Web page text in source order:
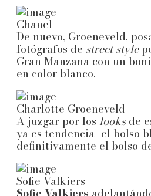
Chanel
De nuevo, Groeneveld,
fotógrafos de street style
Gran Manzana con un
en color blanco.
Charlotte Groeneveld
A juzgar por los looksde
ya es tendencia- el bolso
definitivamente el bolso
Sofie Valkiers